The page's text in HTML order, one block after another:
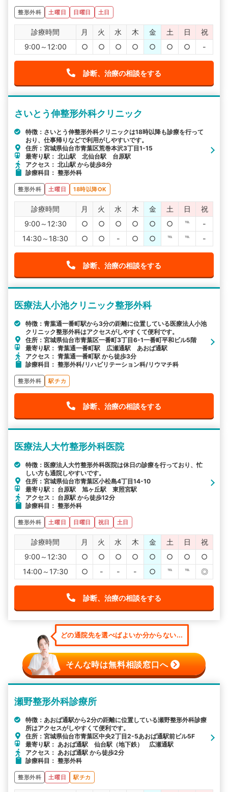
整形外科 土曜日 日曜日 土日
診療時間 月 火 水 木 金 土 日
祝
9:00～12:00
○ ○ ○ ○ ○ ○ ○ -
診断、治療の相談をする
さいとう伸整形外科クリニック
特徴：さいとう伸整形外科クリニックは18時以降も診療を行って
おり、仕事帰りなどで利用がしやすいです。
住所：宮城県仙台市青葉区荒巻本沢3丁目1-15
最寄り駅： 北山駅 北仙台駅 台原駅
アクセス： 北山駅 から徒歩8分
診療科目： 整形外科
整形外科 土曜日 18時以降OK
診療時間 月 火 水 木 金 土 日
祝
9:00～12:30
○ ○ ○ ○ ○ ○ ℡
-
14:30～18:30
○ ○ - ○ ○ ℡ ℡ -
診断、治療の相談をする
医療法人小池クリニック整形外科
特徴：青葉通一番町駅から3分の距離に位置している医療法人小池
クリニック整形外科はアクセスがしやすくて便利です。
住所：宮城県仙台市青葉区一番町3丁目6-1一番町平和ビル5階
最寄り駅： 青葉通一番町駅 広瀬通駅 あおば通駅
アクセス： 青葉通一番町駅 から徒歩3分
診療科目： 整形外科/リハビリテーション科/リウマチ科
整形外科 駅チカ
診断、治療の相談をする
医療法人大竹整形外科医院
特徴：医療法人大竹整形外科医院は休日の診療を行っており、忙
しい方も通院しやすいです。
住所：宮城県仙台市青葉区小松島4丁目14-10
最寄り駅： 台原駅 旭ヶ丘駅 東照宮駅
アクセス： 台原駅 から徒歩12分
診療科目： 整形外科
整形外科 土曜日 日曜日 祝日 土日
診療時間 月 火 水 木 金 土 日
祝
9:00～12:30
○ ○ ○ ○ ○ ○ ○
○
14:00～17:30
○ - - - ○ ℡ ℡ ◎
診断、治療の相談をする
どの通院先を選べばよいか分からない...
そんな時は無料相談窓口へ
瀬野整形外科診療所
特徴：あおば通駅から2分の距離に位置している瀬野整形外科診療
所はアクセスがしやすくて便利です。
住所：宮城県仙台市青葉区中央2丁目2-5あおば通駅前ビル5F
最寄り駅： あおば通駅 仙台駅（地下鉄） 広瀬通駅
アクセス： あおば通駅 から徒歩2分
診療科目： 整形外科
整形外科 土曜日 駅チカ